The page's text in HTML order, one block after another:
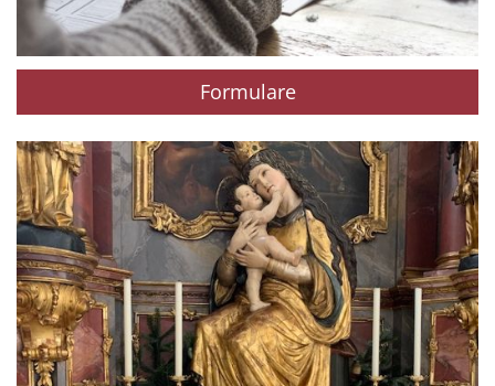
Formulare